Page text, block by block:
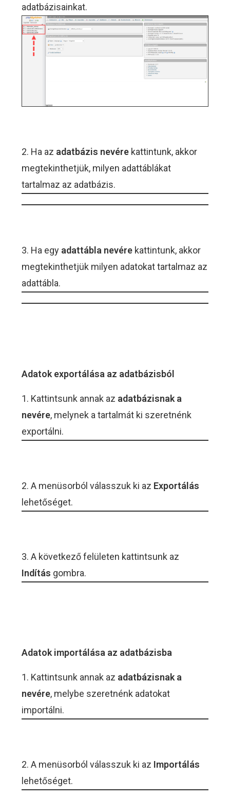
adatbázisainkat.
2. Ha az adatbázis nevére kattintunk, akkor
megtekinthetjük, milyen adattáblákat
tartalmaz az adatbázis.
3. Ha egy adattábla nevére kattintunk, akkor
megtekinthetjük milyen adatokat tartalmaz az
adattábla.
Adatok exportálása az adatbázisból
1. Kattintsunk annak az adatbázisnak a
nevére, melynek a tartalmát ki szeretnénk
exportálni.
2. A menüsorból válasszuk ki az Exportálás
lehetőséget.
3. A következő felületen kattintsunk az
Indítás gombra.
Adatok importálása az adatbázisba
1. Kattintsunk annak az adatbázisnak a
nevére, melybe szeretnénk adatokat
importálni.
2. A menüsorból válasszuk ki az Importálás
lehetőséget.